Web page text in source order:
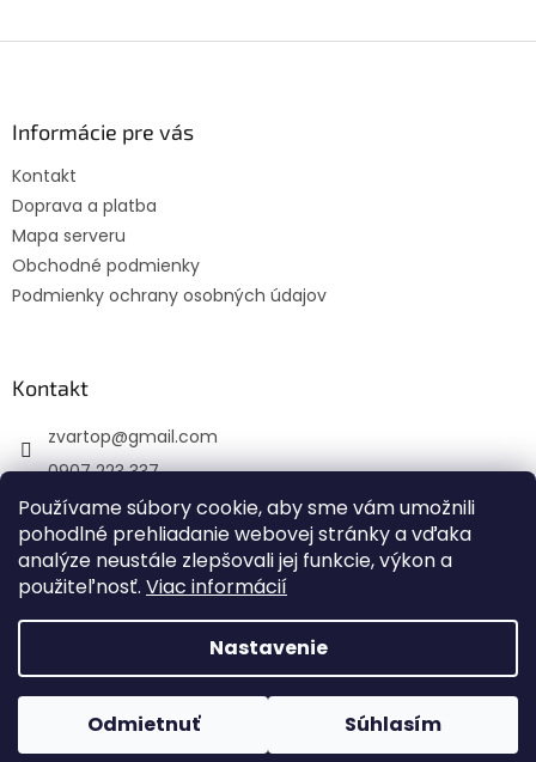
Používame súbory cookie, aby sme vám umožnili
pohodlné prehliadanie webovej stránky a vďaka
analýze neustále zlepšovali jej funkcie, výkon a
použiteľnosť. Viac informácií
Nastavenie
Odmietnuť Súhlasím
Informácie pre vás
Kontakt
Doprava a platba
Mapa serveru
Obchodné podmienky
Podmienky ochrany osobných údajov
Kontakt
zvartop@gmail.com
0907 223 337
Sledujte nás na Facebooku
zvartop_s.r.o
Vytvoril Shoptet
Copyright 2026ZVARTOP s.r.o. . Všetky práva vyhradené.